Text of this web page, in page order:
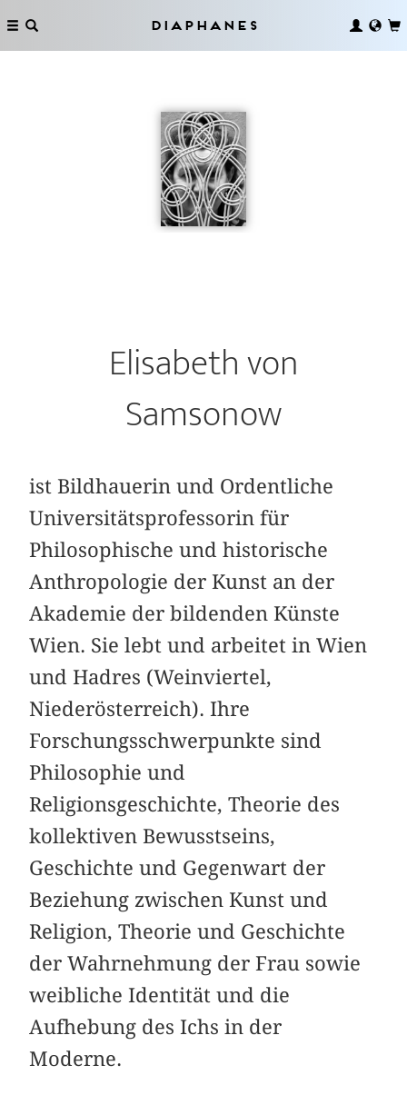
Diaphanes
Elisabeth von
Samsonow
ist Bildhauerin und Ordentliche
Universitätsprofessorin für
Philosophische und historische
Anthropologie der Kunst an der
Akademie der bildenden Künste
Wien. Sie lebt und arbeitet in Wien
und Hadres (Weinviertel,
Niederösterreich). Ihre
Forschungsschwerpunkte sind
Philosophie und
Religionsgeschichte, Theorie des
kollektiven Bewusstseins,
Geschichte und Gegenwart der
Beziehung zwischen Kunst und
Religion, Theorie und Geschichte
der Wahrnehmung der Frau sowie
weibliche Identität und die
Aufhebung des Ichs in der
Moderne.